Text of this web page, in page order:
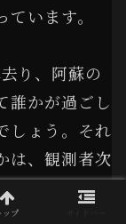
います。
り、阿蘇の
誰かが過ごし
しょう。それ
は、観測者次
ップ